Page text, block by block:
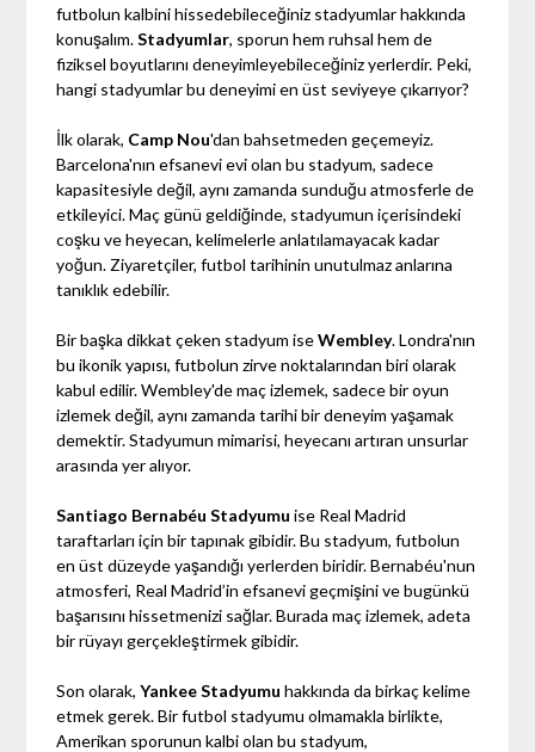
futbolun kalbini hissedebileceğiniz stadyumlar hakkında
konuşalım.Stadyumlar, sporun hem ruhsal hem de
fiziksel boyutlarını deneyimleyebileceğiniz yerlerdir. Peki,
hangi stadyumlar bu deneyimi en üst seviyeye çıkarıyor?
İlk olarak, Camp Nou'dan bahsetmeden geçemeyiz.
Barcelona'nın efsanevi evi olan bu stadyum, sadece
kapasitesiyle değil, aynı zamanda sunduğu atmosferle de
etkileyici. Maç günü geldiğinde, stadyumun içerisindeki
coşku ve heyecan, kelimelerle anlatılamayacak kadar
yoğun. Ziyaretçiler, futbol tarihinin unutulmaz anlarına
tanıklık edebilir.
Bir başka dikkat çeken stadyum iseWembley. Londra'nın
bu ikonik yapısı, futbolun zirve noktalarından biri olarak
kabul edilir. Wembley'de maç izlemek, sadece bir oyun
izlemek değil, aynı zamanda tarihi bir deneyim yaşamak
demektir. Stadyumun mimarisi, heyecanı artıran unsurlar
arasında yer alıyor.
Santiago Bernabéu Stadyumu ise Real Madrid
taraftarları için bir tapınak gibidir. Bu stadyum, futbolun
en üst düzeyde yaşandığı yerlerden biridir. Bernabéu'nun
atmosferi, Real Madrid’in efsanevi geçmişini ve bugünkü
başarısını hissetmenizi sağlar. Burada maç izlemek, adeta
bir rüyayı gerçekleştirmek gibidir.
Son olarak,Yankee Stadyumu hakkında da birkaç kelime
etmek gerek. Bir futbol stadyumu olmamakla birlikte,
Amerikan sporunun kalbi olan bu stadyum,